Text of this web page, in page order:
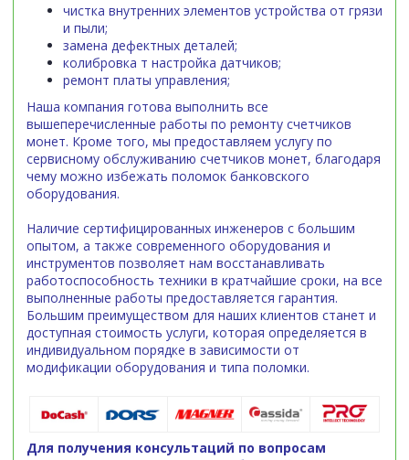
чистка внутренних элементов устройства от грязи
и пыли;
замена дефектных деталей;
колибровка т настройка датчиков;
ремонт платы управления;
Наша компания готова выполнить все
вышеперечисленные работы по ремонту счетчиков
монет. Кроме того, мы предоставляем услугу по
сервисному обслуживанию счетчиков монет, благодаря
чему можно избежать поломок банковского
оборудования.
Наличие сертифицированных инженеров с большим
опытом, а также современного оборудования и
инструментов позволяет нам восстанавливать
работоспособность техники в кратчайшие сроки, на все
выполненные работы предоставляется гарантия.
Большим преимуществом для наших клиентов станет и
доступная стоимость услуги, которая определяется в
индивидуальном порядке в зависимости от
модификации оборудования и типа поломки.
Для получения консультаций по вопросам